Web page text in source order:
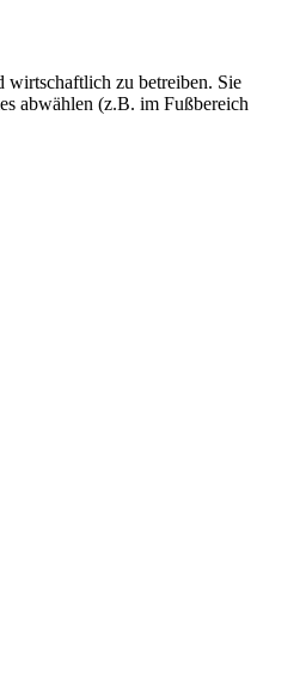
wirtschaftlich zu betreiben. Sie
abwählen (z.B. im Fußbereich